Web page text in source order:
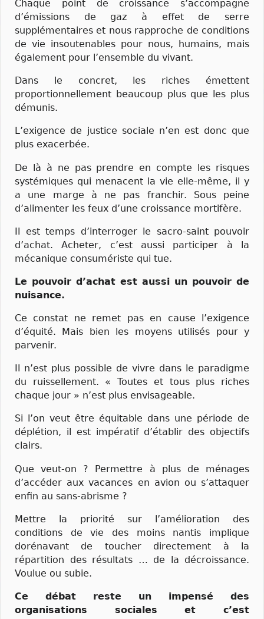
Chaque point de croissance s’accompagne
d’émissions de gaz à effet de serre
supplémentaires et nous rapproche de conditions
de vie insoutenables pour nous, humains, mais
également pour l’ensemble du vivant.
Dans le concret, les riches émettent
proportionnellement beaucoup plus que les plus
démunis.
L’exigence de justice sociale n’en est donc que
plus exacerbée.
De là à ne pas prendre en compte les risques
systémiques qui menacent la vie elle-même, il y
a une marge à ne pas franchir. Sous peine
d’alimenter les feux d’une croissance mortifère.
Il est temps d’interroger le sacro-saint pouvoir
d’achat. Acheter, c’est aussi participer à la
mécanique consumériste qui tue.
Le pouvoir d’achat est aussi un pouvoir de
nuisance.
Ce constat ne remet pas en cause l’exigence
d’équité. Mais bien les moyens utilisés pour y
parvenir.
Il n’est plus possible de vivre dans le paradigme
du ruissellement. « Toutes et tous plus riches
chaque jour » n’est plus envisageable.
Si l’on veut être équitable dans une période de
déplétion, il est impératif d’établir des objectifs
clairs.
Que veut-on ? Permettre à plus de ménages
d’accéder aux vacances en avion ou s’attaquer
enfin au sans-abrisme ?
Mettre la priorité sur l’amélioration des
conditions de vie des moins nantis implique
dorénavant de toucher directement à la
répartition des résultats … de la décroissance.
Voulue ou subie.
Ce débat reste un impensé des
organisations sociales et c’est